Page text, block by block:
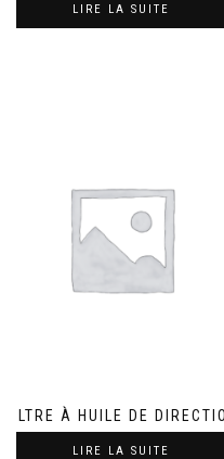
LIRE LA SUITE
FILTRE À HUILE DE
LIRE LA SUITE